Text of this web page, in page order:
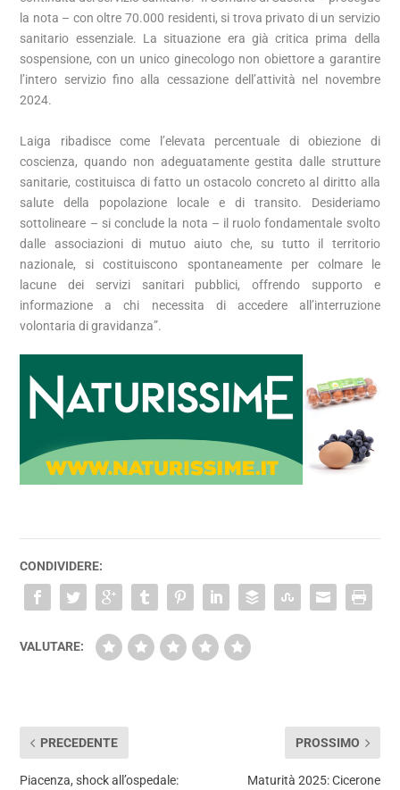
la nota – con oltre 70.000 residenti, si trova privato di un servizio
sanitario essenziale. La situazione era già critica prima della
sospensione, con un unico ginecologo non obiettore a garantire
l’intero servizio fino alla cessazione dell’attività nel novembre
2024.
Laiga ribadisce come l’elevata percentuale di obiezione di
coscienza, quando non adeguatamente gestita dalle strutture
sanitarie, costituisca di fatto un ostacolo concreto al diritto alla
salute della popolazione locale e di transito. Desideriamo
sottolineare – si conclude la nota – il ruolo fondamentale svolto
dalle associazioni di mutuo aiuto che, su tutto il territorio
nazionale, si costituiscono spontaneamente per colmare le
lacune dei servizi sanitari pubblici, offrendo supporto e
informazione a chi necessita di accedere all’interruzione
volontaria di gravidanza”.
CONDIVIDERE:
VALUTARE:
PRECEDENTE
Piacenza, shock all’ospedale:
PROSSIMO
Maturità 2025: Cicerone